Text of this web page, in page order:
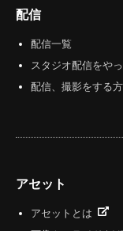
配信
配信一覧
スタジオ配信をや
配信、撮影をする
アセット
アセットとは